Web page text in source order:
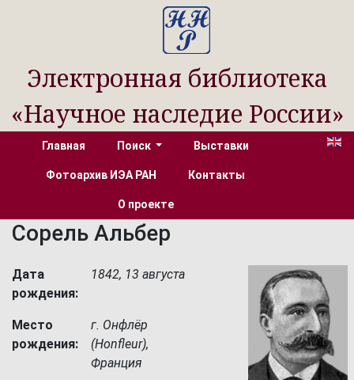
Электронная библиотека
«Научное наследие России»
Главная Поиск Выставки
Фотоархив ИЭА РАН Контакты
О проекте
Сорель Альбер
Дата
рождения:
1842, 13 августа
Место
рождения:
г. Онфлёр
(Honfleur),
Франция